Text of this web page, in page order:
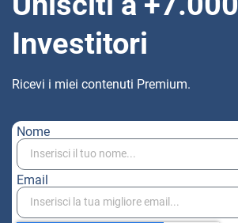
Investitori
Ricevi i miei contenuti Premium.
Nome
Email